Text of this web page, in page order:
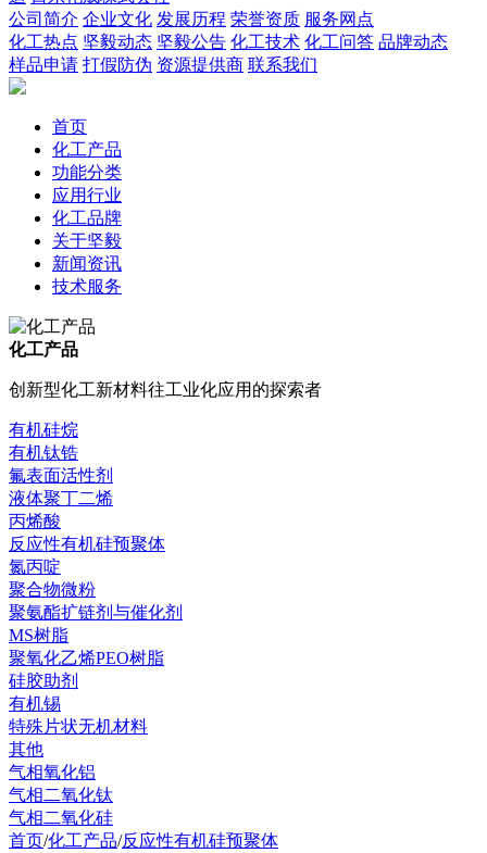
公司简介 企业文化 发展历程 荣誉资质 服务网点
化工热点 坚毅动态 坚毅公告 化工技术 化工问答 品牌动态
样品申请 打假防伪 资源提供商 联系我们
首页
化工产品
功能分类
应用行业
化工品牌
关于坚毅
新闻资讯
技术服务
化工产品
创新型化工新材料往工业化应用的探索者
有机硅烷
有机钛锆
氟表面活性剂
液体聚丁二烯
丙烯酸
反应性有机硅预聚体
氮丙啶
聚合物微粉
聚氨酯扩链剂与催化剂
MS树脂
聚氧化乙烯PEO树脂
硅胶助剂
有机锡
特殊片状无机材料
其他
气相氧化铝
气相二氧化钛
气相二氧化硅
首页/化工产品/反应性有机硅预聚体